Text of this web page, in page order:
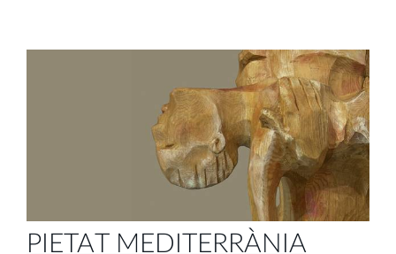
PIETAT MEDITERRÀNIA